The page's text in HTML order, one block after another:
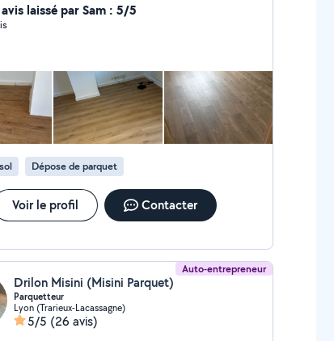
décoration intérieur pose de porte pose de
de cuisine construction de mezzanine sur
acier construction des escaliers sur mesure
de électricité réalisation de plomberie
de sol et mur carrelage création de salle
dalle pvc pose de parquet décoration
plan en 3D nettoyage fin chantier travail
professionnel avec outils professionnel
laissé par Sam : 5/5
Dépose de parquet
Voir le profil Contacter
Auto-entrepreneur
Drilon Misini (Misini Parquet)
Parquetteur
Lyon (Trarieux-Lacassagne)
5/5 (26 avis)